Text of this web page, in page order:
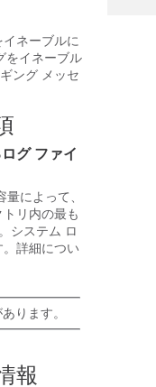
ネーブルに
をイネーブル
ング メッセ
グ ファイ
によって、
リ内の最も
システム ロ
詳細につい
ります。
報